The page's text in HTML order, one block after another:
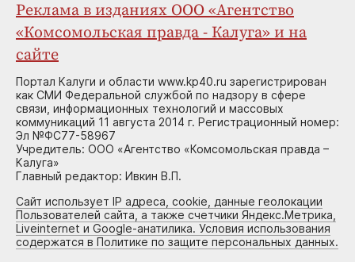
Реклама в изданиях ООО «Агентство
«Комсомольская правда - Калуга» и на
сайте
Портал Калуги и области www.kp40.ru зарегистрирован
как СМИ Федеральной службой по надзору в сфере
связи, информационных технологий и массовых
коммуникаций 11 августа 2014 г. Регистрационный номер:
Эл №ФС77-58967
Учредитель: ООО «Агентство «Комсомольская правда –
Калуга»
Главный редактор: Ивкин В.П.
Сайт использует IP адреса, cookie, данные геолокации
Пользователей сайта, а также счетчики Яндекс.Метрика,
Liveinternet и Google-анатилика. Условия использования
содержатся в Политике по защите персональных данных.